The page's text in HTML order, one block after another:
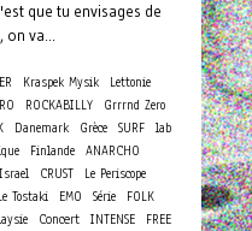
que tu envisages de
on va...
Kraspek Mysik
Lettonie
ROCKABILLY
Grrrnd Zero
Danemark Grèce SURF lab
Finlande ANARCHO
Israel CRUST
Le Periscope
Tostaki EMO Série
FOLK
Concert INTENSE
FREE